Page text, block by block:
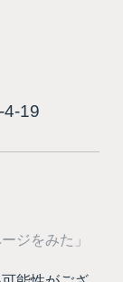
4-19
ジをみた」